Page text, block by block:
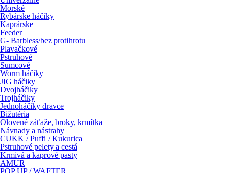
Morské
Rybárske háčiky
Kaprárske
Feeder
G- Barbless/bez protihrotu
Plavačkové
Pstruhové
Sumcové
Worm háčiky
JIG háčiky
Dvojháčiky
Trojháčiky
Jednoháčiky dravce
Bižutéria
Olovené záťaže, broky, krmítka
Návnady a nástrahy
CUKK / Puffi / Kukurica
Pstruhové pelety a cestá
Krmivá a kaprové pasty
AMUR
POP UP / WAFTER